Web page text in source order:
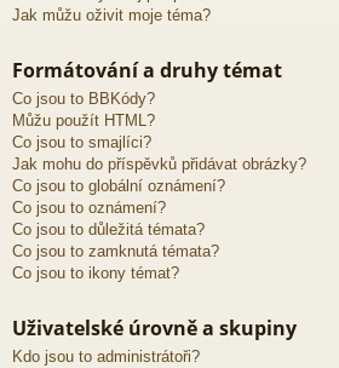
Jak můžu oživit moje téma?
Formátování a druhy témat
Co jsou to BBKódy?
Můžu použít HTML?
Co jsou to smajlíci?
Jak mohu do příspěvků přidávat obrázky?
Co jsou to globální oznámení?
Co jsou to oznámení?
Co jsou to důležitá témata?
Co jsou to zamknutá témata?
Co jsou to ikony témat?
Uživatelské úrovně a skupiny
Kdo jsou to administrátoři?